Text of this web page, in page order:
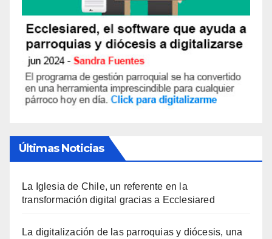
Últimas Noticias
La Iglesia de Chile, un referente en la
transformación digital gracias a Ecclesiared
La digitalización de las parroquias y diócesis, una